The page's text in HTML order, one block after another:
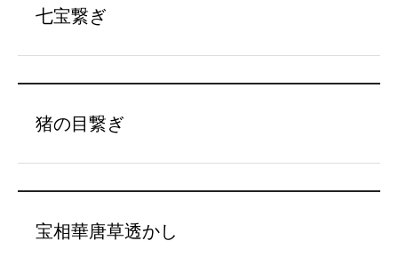
七宝繋ぎ
猪の目繋ぎ
宝相華唐草透かし